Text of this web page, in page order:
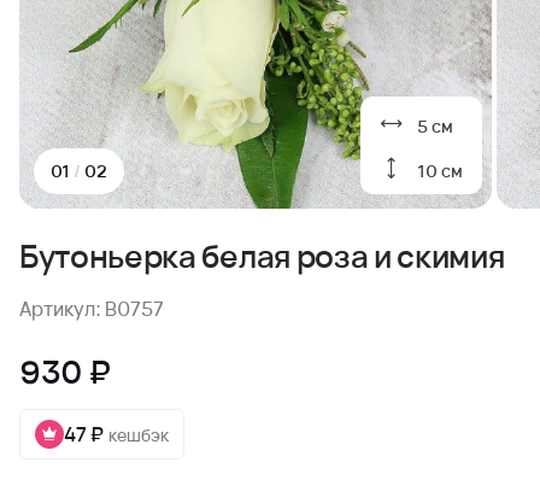
5 см
10 см
01 / 02
Бутоньерка белая роза и скимия
Артикул: B0757
930 ₽
47 ₽ кешбэк